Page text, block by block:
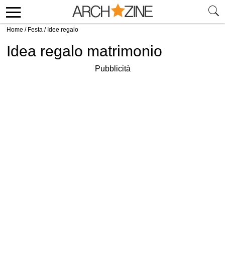
Home / Festa / Idee regalo
Idea regalo matrimonio
Pubblicità